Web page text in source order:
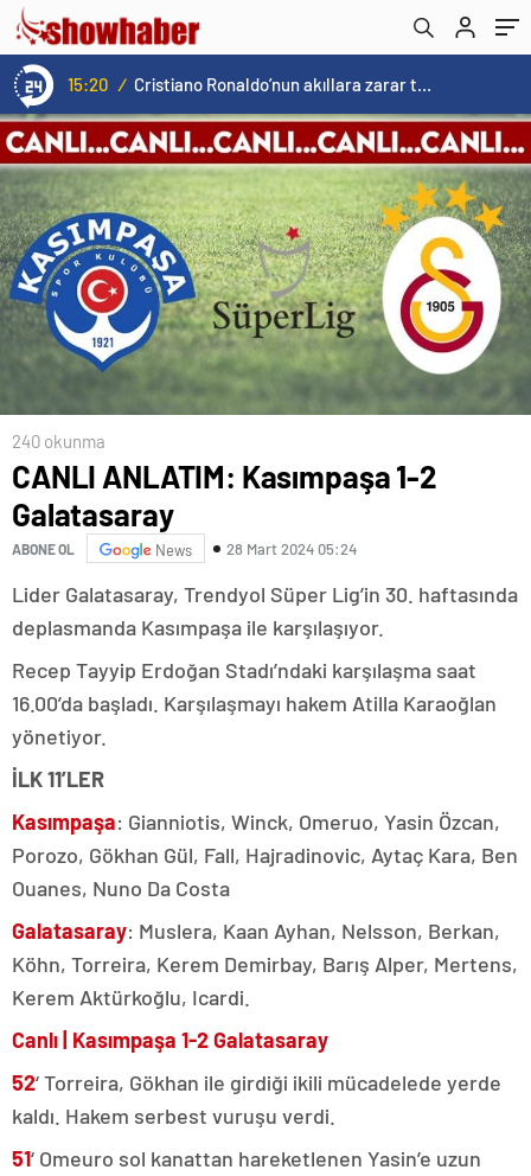
15:20 / Cristiano Ronaldo’nun akıllara zarar tüm kariyerinin istatistiğini çıkardık !
240 okunma
CANLI ANLATIM: Kasımpaşa 1-2
Galatasaray
ABONE OL News 28 Mart 2024 05:24
Lider Galatasaray, Trendyol Süper Lig’in 30. haftasında
deplasmanda Kasımpaşa ile karşılaşıyor.
Recep Tayyip Erdoğan Stadı’ndaki karşılaşma saat
16.00’da başladı. Karşılaşmayı hakem Atilla Karaoğlan
yönetiyor.
İLK 11’LER
Kasımpaşa: Gianniotis, Winck, Omeruo, Yasin Özcan,
Porozo, Gökhan Gül, Fall, Hajradinovic, Aytaç Kara, Ben
Ouanes, Nuno Da Costa
Galatasaray: Muslera, Kaan Ayhan, Nelsson, Berkan,
Köhn, Torreira, Kerem Demirbay, Barış Alper, Mertens,
Kerem Aktürkoğlu, Icardi.
Canlı | Kasımpaşa 1-2 Galatasaray
52‘ Torreira, Gökhan ile girdiği ikili mücadelede yerde
kaldı. Hakem serbest vuruşu verdi.
51‘ Omeuro sol kanattan hareketlenen Yasin’e uzun